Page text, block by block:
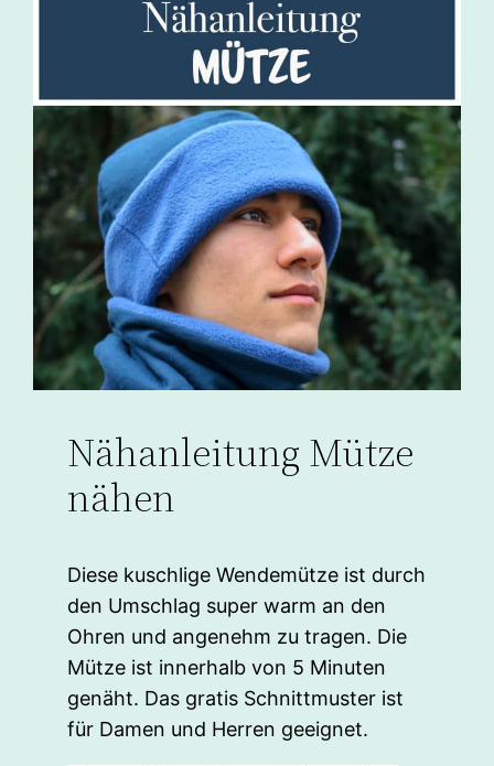
Nähanleitung Mütze
nähen
Diese kuschlige Wendemütze ist durch
den Umschlag super warm an den
Ohren und angenehm zu tragen. Die
Mütze ist innerhalb von 5 Minuten
genäht. Das gratis Schnittmuster ist
für Damen und Herren geeignet.